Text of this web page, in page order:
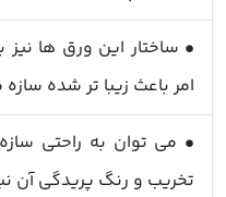
• ساختار این ورق ها نیز
امر باعث زیبا تر شده
• می توان به راحتی
تخریب و رنگ پریدگی آن